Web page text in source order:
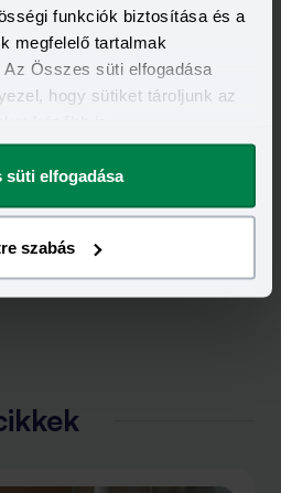
funkciók biztosítása és a
megfelelő tartalmak
Összes süti elfogadása
hogy sütiket tároljunk az
süti elfogadása
szabás
LAKÁSHITEL
LAKÁSHITEL